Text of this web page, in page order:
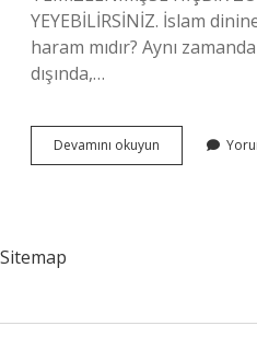
YEYEBİLİRSİNİZ. İslam
haram mıdır? Aynı
dışında,…
Devamını okuyun
Dalağı
Sitemap